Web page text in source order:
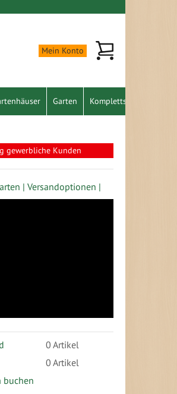
Mein Konto Mein Warenkorb
Garten Komplettset
gewerbliche Kunden
| Versandoptionen |
0 Artikel
0 Artikel